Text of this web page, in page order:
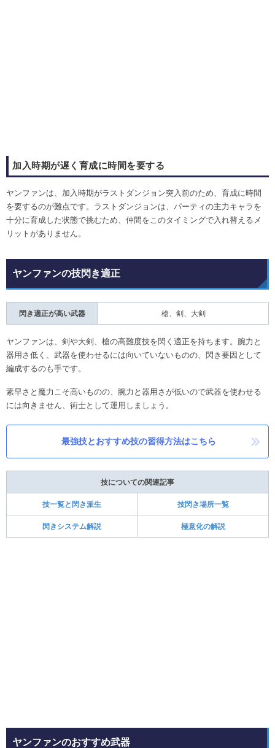
加入時期が遅く育成に時間を要する
ヤンファンは、加入時期がラストダンジョン突入前のため、育成に時間
を要するのが難点です。ラストダンジョンは、パーティの主力キャラを
十分に育成した状態で挑むため、仲間をこのタイミングで入れ替えるメ
リットがありません。
ヤンファンの技閃き適正
閃き適正が高い武器 槍、剣、大剣
ヤンファンは、剣や大剣、槍の高難度技を閃く適正を持ちます。腕力と
器用さ低く、武器を使わせるには向いていないものの、閃き要因として
編成するのも手です。
素早さと魔力こそ高いものの、腕力と器用さが低いので武器を使わせる
には向きません、術士として運用しましょう。
最強技とおすすめ技の習得方法はこちら
技についての関連記事
技一覧と閃き派生 技閃き場所一覧
閃きシステム解説 極意化の解説
ヤンファンのおすすめ武器